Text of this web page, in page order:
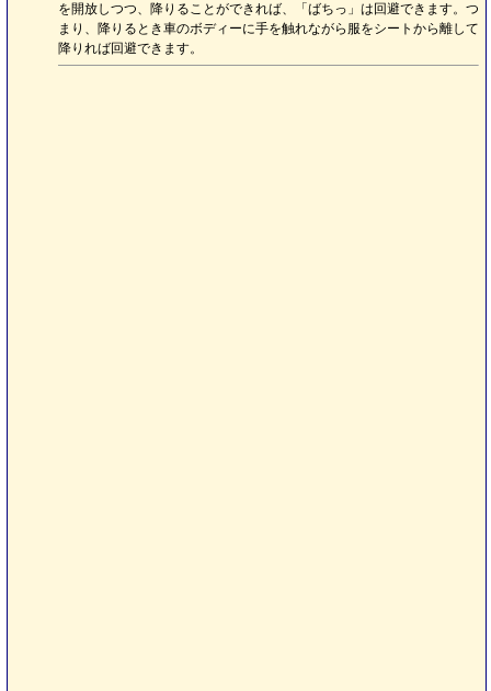
を開放しつつ、降りることができれば、「ばちっ」は回避できます。つ
まり、降りるとき車のボディーに手を触れながら服をシートから離して
降りれば回避できます。